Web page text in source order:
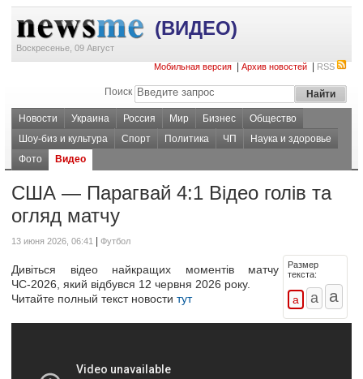
(ВИДЕО)
Воскресенье, 09 Август
Мобильная версия
Архив новостей RSS
Поиск
Новости Украина Россия Мир Бизнес
Общество
Шоу-биз и культура
Спорт Политика ЧП
Наука и здоровье
Фото
Видео
США — Парагвай 4:1 Відео голів та
огляд матчу
13 июня 2026, 06:41 Футбол
Размер
текста:
Дивіться відео найкращих моментів матчу
ЧС-2026, який відбувся 12 червня 2026 року.
Читайте полный текст новости тут